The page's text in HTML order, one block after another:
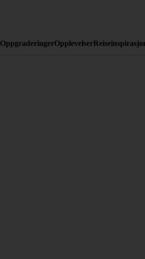
OppgraderingerOpplevelser